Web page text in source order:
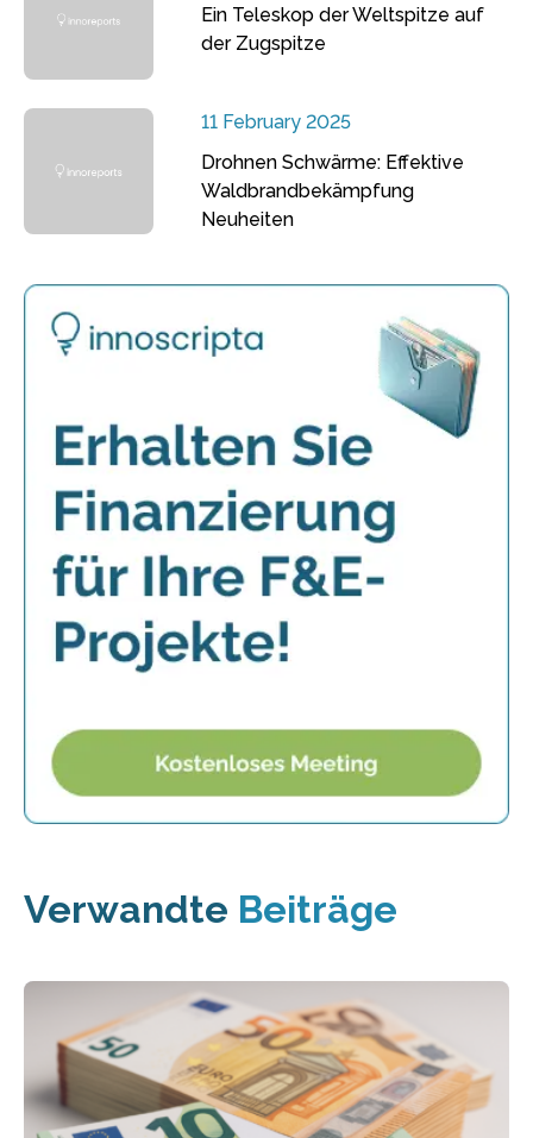
Ein Teleskop der Weltspitze auf
der Zugspitze
11 February 2025
Drohnen Schwärme: Effektive
Waldbrandbekämpfung
Neuheiten
Verwandte Beiträge